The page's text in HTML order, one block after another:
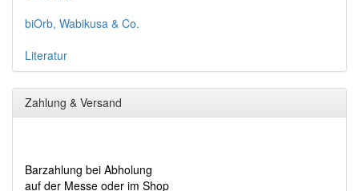
biOrb, Wabikusa & Co.
Literatur
Zahlung & Versand
Barzahlung bei Abholung
auf der Messe oder im Shop